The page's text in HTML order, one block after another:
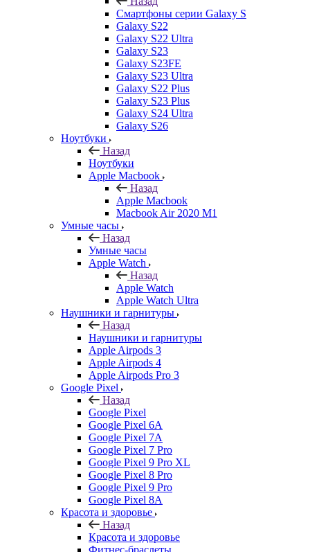
Смартфоны серии Galaxy S
Galaxy S22
Galaxy S22 Ultra
Galaxy S23
Galaxy S23FE
Galaxy S23 Ultra
Galaxy S22 Plus
Galaxy S23 Plus
Galaxy S24 Ultra
Galaxy S26
Ноутбуки
Назад
Ноутбуки
Apple Macbook
Назад
Apple Macbook
Macbook Air 2020 M1
Умные часы
Назад
Умные часы
Apple Watch
Назад
Apple Watch
Apple Watch Ultra
Наушники и гарнитуры
Назад
Наушники и гарнитуры
Apple Airpods 3
Apple Airpods 4
Apple Airpods Pro 3
Google Pixel
Назад
Google Pixel
Google Pixel 6A
Google Pixel 7А
Google Pixel 7 Pro
Google Pixel 9 Pro XL
Google Pixel 8 Pro
Google Pixel 9 Pro
Google Pixel 8A
Красота и здоровье
Назад
Красота и здоровье
Фитнес-браслеты